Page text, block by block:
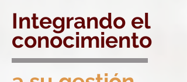
Integrando el
conocimiento